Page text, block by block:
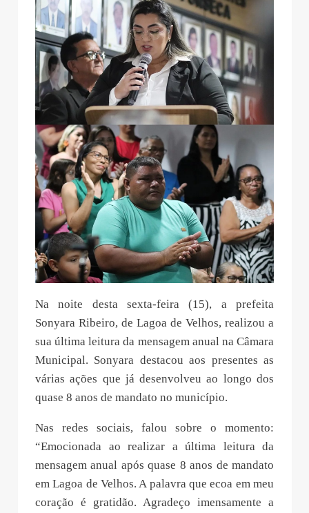
Na noite desta sexta-feira (15), a prefeita
Sonyara Ribeiro, de Lagoa de Velhos, realizou a
sua última leitura da mensagem anual na Câmara
Municipal. Sonyara destacou aos presentes as
várias ações que já desenvolveu ao longo dos
quase 8 anos de mandato no município.
Nas redes sociais, falou sobre o momento:
“Emocionada ao realizar a última leitura da
mensagem anual após quase 8 anos de mandato
em Lagoa de Velhos. A palavra que ecoa em meu
coração é gratidão. Agradeço imensamente a